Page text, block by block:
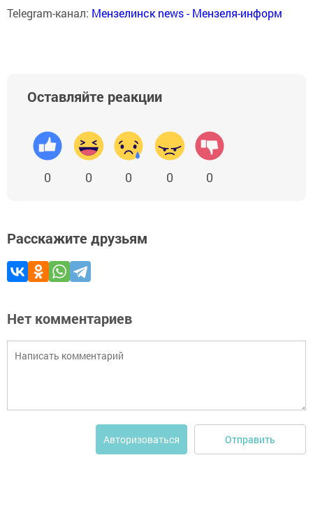
Telegram-канал: Мензелинск news - Мензеля-информ
Оставляйте реакции
0 0 0 0 0
Расскажите друзьям
Нет комментариев
Авторизоваться Отправить